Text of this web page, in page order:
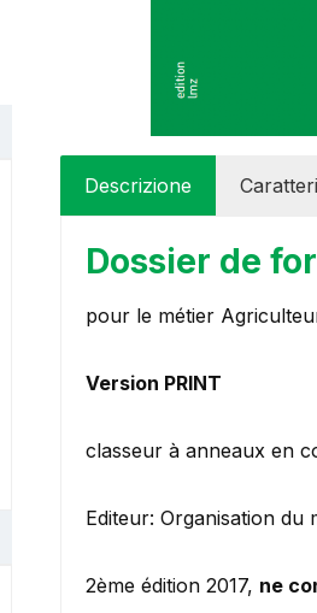
Descrizione
Dossier de
pour le métier
Version PRINT
classeur à anneaux en
Editeur: Organisation
2ème édition 2017, ne